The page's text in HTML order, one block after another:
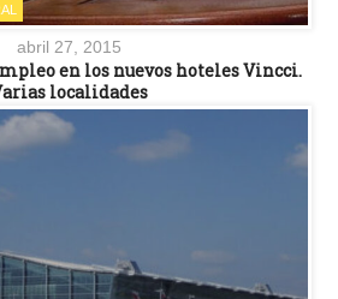
abril 27, 2015
en los nuevos hoteles Vincci.
localidades